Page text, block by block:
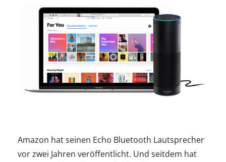
Amazon hat seinen Echo Bluetooth Lautsprecher
vor zwei Jahren veröffentlicht. Und seitdem hat